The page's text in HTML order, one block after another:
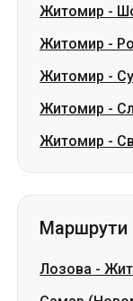
Житомир -
Житомир -
Житомир -
Житомир -
Житомир -
Лозова -